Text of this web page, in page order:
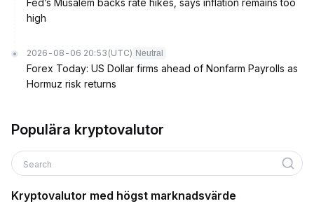
Fed’s Musalem backs rate hikes, says inflation remains too
high
2026-08-06 20:53 (UTC) Neutral
Forex Today: US Dollar firms ahead of Nonfarm Payrolls as
Hormuz risk returns
Populära kryptovalutor
Search
Kryptovalutor med högst marknadsvärde